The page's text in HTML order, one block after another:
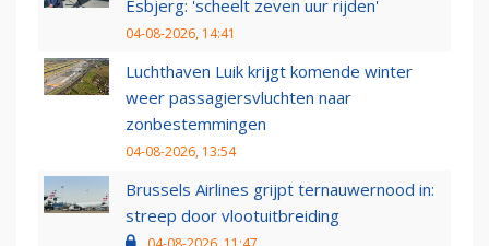
Esbjerg: 'scheelt zeven uur rijden'
04-08-2026, 14:41
Luchthaven Luik krijgt komende winter
weer passagiersvluchten naar
zonbestemmingen
04-08-2026, 13:54
Brussels Airlines grijpt ternauwernood in:
streep door vlootuitbreiding